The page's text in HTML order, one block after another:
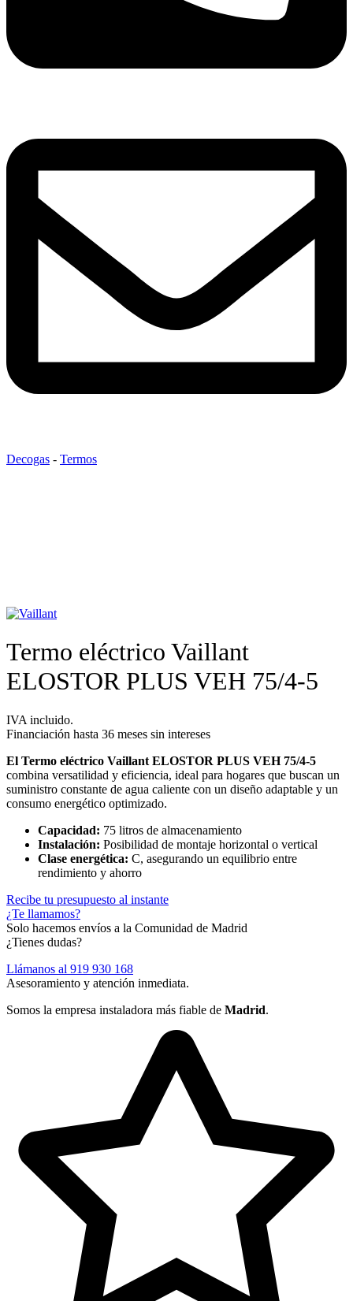
Decogas - Termos
Termo eléctrico Vaillant
ELOSTOR PLUS VEH 75/4-5
IVA incluido.
Financiación hasta 36 meses sin intereses
El Termo eléctrico Vaillant ELOSTOR PLUS VEH 75/4-5
combina versatilidad y eficiencia, ideal para hogares que buscan un
suministro constante de agua caliente con un diseño adaptable y un
consumo energético optimizado.
Capacidad: 75 litros de almacenamiento
Instalación: Posibilidad de montaje horizontal o vertical
Clase energética: C, asegurando un equilibrio entre
rendimiento y ahorro
Recibe tu presupuesto al instante
¿Te llamamos?
Solo hacemos envíos a la Comunidad de Madrid
¿Tienes dudas?
Llámanos al 919 930 168
Asesoramiento y atención inmediata.
Somos la empresa instaladora más fiable de Madrid.